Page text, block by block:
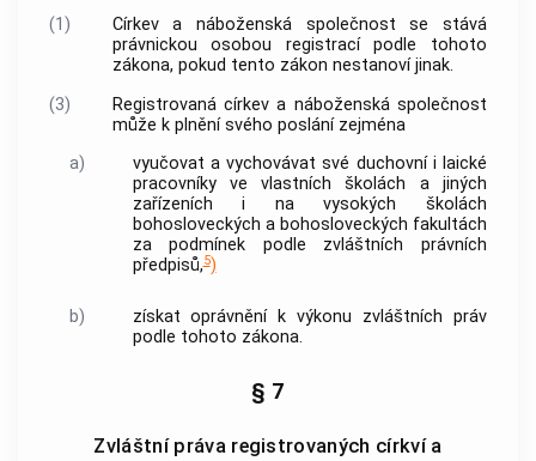
(1) Církev a náboženská společnost se stává
právnickou osobou registrací podle tohoto
zákona, pokud tento zákon nestanoví jinak.
(3)
Registrovaná církev a náboženská společnost
může k plnění svého poslání zejména
a)
vyučovat a vychovávat své duchovní i laické
pracovníky ve vlastních školách a jiných
zařízeních i na vysokých školách
bohosloveckých a bohosloveckých fakultách
za podmínek podle zvláštních právních
předpisů,5)
b)
získat oprávnění k výkonu zvláštních práv
podle tohoto zákona.
§ 7
Zvláštní práva registrovaných církví a